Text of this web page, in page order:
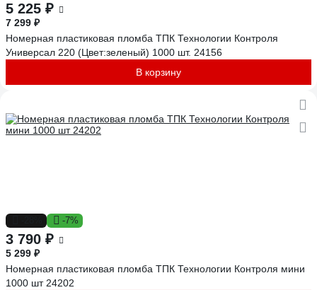
5 225 ₽
7 299 ₽
Номерная пластиковая пломба ТПК Технологии Контроля
Универсал 220 (Цвет:зеленый) 1000 шт. 24156
В корзину
-7%
3 790 ₽
5 299 ₽
Номерная пластиковая пломба ТПК Технологии Контроля мини
1000 шт 24202